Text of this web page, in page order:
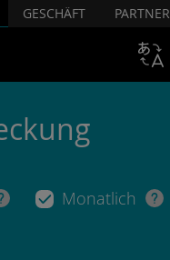
GESCHÄFT PARTNER
Monatlich